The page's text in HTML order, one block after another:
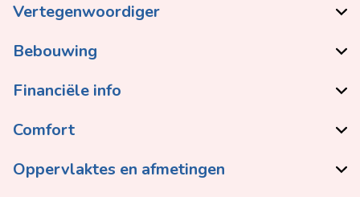
Vertegenwoordiger
Bebouwing
Financiële info
Comfort
Oppervlaktes en afmetingen